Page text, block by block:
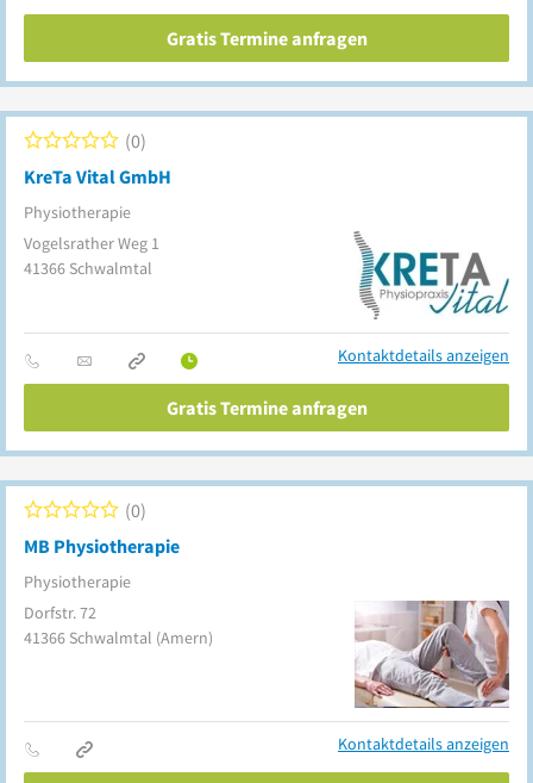
Gratis Termine anfragen
KreTa Vital GmbH
Physiotherapie
0
Vogelsrather Weg 1
41366 Schwalmtal
Kontaktdetails anzeigen
Gratis Termine anfragen
MB Physiotherapie
Physiotherapie
0
Dorfstr. 72
41366 Schwalmtal (Amern)
Kontaktdetails anzeigen